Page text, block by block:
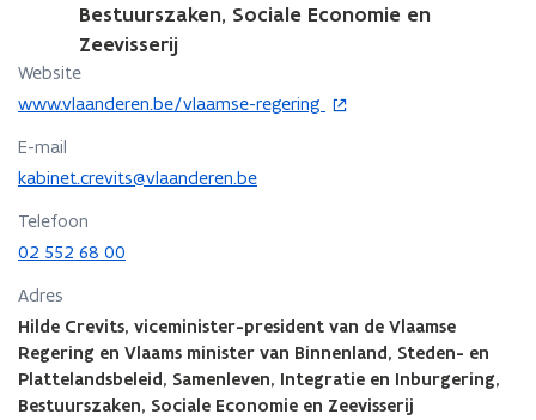
2
4
2
0
9
.
i
n
n
e
n
2
0
4
0
n
n
e
n
Bestuurszaken, Sociale Economie en
Zeevisserij
Website
www.vlaanderen.be/vlaamse-regering
o
e
n
n
i
e
u
w
v
E-mail
kabinet.crevits@vlaanderen.be
Telefoon
02 552 68 00
Adres
Hilde Crevits, viceminister-president van de Vlaamse
Regering en Vlaams minister van Binnenland, Steden- en
Plattelandsbeleid, Samenleven, Integratie en Inburgering,
Bestuurszaken, Sociale Economie en Zeevisserij